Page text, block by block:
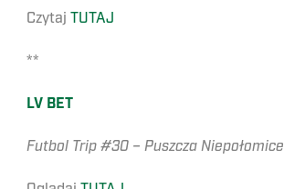
Czytaj TUTAJ
**
LV BET
Futbol Trip #30 – Puszcza Niepołomice